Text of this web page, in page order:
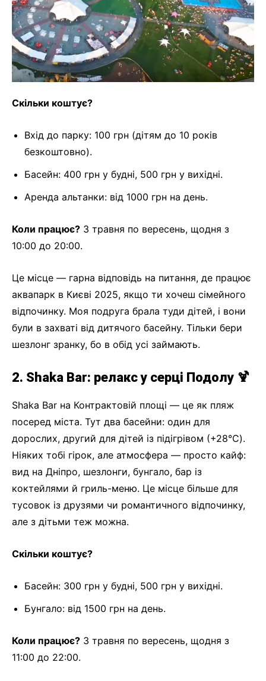
Скільки коштує?
Вхід до парку: 100 грн (дітям до 10 років
безкоштовно).
Басейн: 400 грн у будні, 500 грн у вихідні.
Аренда альтанки: від 1000 грн на день.
Коли працює? З травня по вересень, щодня з
10:00 до 20:00.
Це місце — гарна відповідь на питання, де працює
аквапарк в Києві 2025, якщо ти хочеш сімейного
відпочинку. Моя подруга брала туди дітей, і вони
були в захваті від дитячого басейну. Тільки бери
шезлонг зранку, бо в обід усі займають.
2. Shaka Bar: релакс у серці Подолу 🍹
Shaka Bar на Контрактовій площі — це як пляж
посеред міста. Тут два басейни: один для
дорослих, другий для дітей із підігрівом (+28°C).
Ніяких тобі гірок, але атмосфера — просто кайф:
вид на Дніпро, шезлонги, бунгало, бар із
коктейлями й гриль-меню. Це місце більше для
тусовок із друзями чи романтичного відпочинку,
але з дітьми теж можна.
Скільки коштує?
Басейн: 300 грн у будні, 500 грн у вихідні.
Бунгало: від 1500 грн на день.
Коли працює? З травня по вересень, щодня з
11:00 до 22:00.